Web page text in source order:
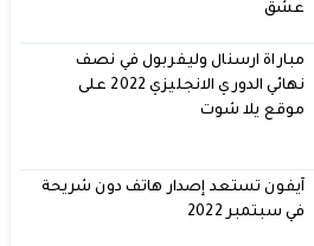
عشق
مباراة ارسنال وليفربول في نصف
نهائي الدوري الانجليزي 2022 على
موقع يلا شوت
آيفون تستعد إصدار هاتف دون شريحة
في سبتمبر 2022